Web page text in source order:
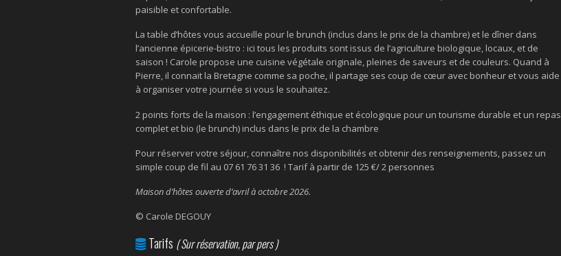
paisible et confortable.
La table d’hôtes vous accueille pour le brunch (inclus dans le prix de la chambre) et le dîner dans
l’ancienne épicerie-bistro : ici tous les produits sont issus de l’agriculture biologique, locaux, et de
saison ! Carole propose une cuisine végétale originale, pleines de saveurs et de couleurs. Quand à
Pierre, il connait la Bretagne comme sa poche, il partage ses coup de cœur avec bonheur et vous aide
à organiser votre journée si vous le souhaitez.
2 points forts de la maison : l’engagement éthique et écologique pour un tourisme durable et un repas
complet et bio (le brunch) inclus dans le prix de la chambre
Pour réserver votre séjour, connaître nos disponibilités et obtenir des renseignements, passez un
simple coup de fil au 07 61 76 31 36 ! Tarif à partir de 125 €/ 2 personnes
Maison d’hôtes ouverte d’avril à octobre 2026.
© Carole DEGOUY
Tarifs ( Sur réservation, par pers )